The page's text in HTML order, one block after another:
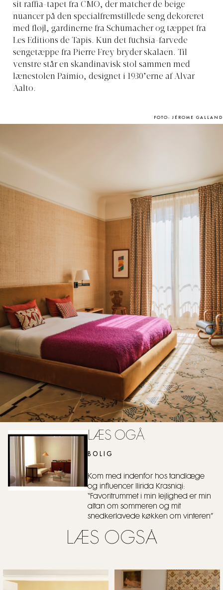
sit raffia-tapet fra CMO, der matcher de beige
nuancer på den specialfremstillede seng dekoreret
med fløjl, gardinerne fra Schumacher og tæppet fra
Les Editions de Tapis. Kun det fuchsia-farvede
sengetæppe fra Pierre Frey bryder skalaen. Til
venstre står en skandinavisk stol sammen med
lænestolen Paimio, designet i 1930’erne af Alvar
Aalto.
FOTO: JÉROME GALLAND
LÆS OGÅ
BOLIG
Kom med indenfor hos tandlæge
og influencer Ilirida Krasniqi:
“Favoritrummet i min lejlighed er min
altan om sommeren og mit
snedkerlavede køkken om vinteren”
LÆS OGSÅ